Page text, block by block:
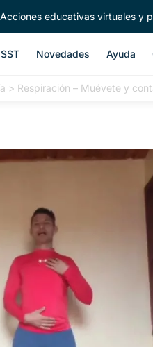
Acciones educativas virtuales y
Novedades Ayuda
> Respiración – Muévete y